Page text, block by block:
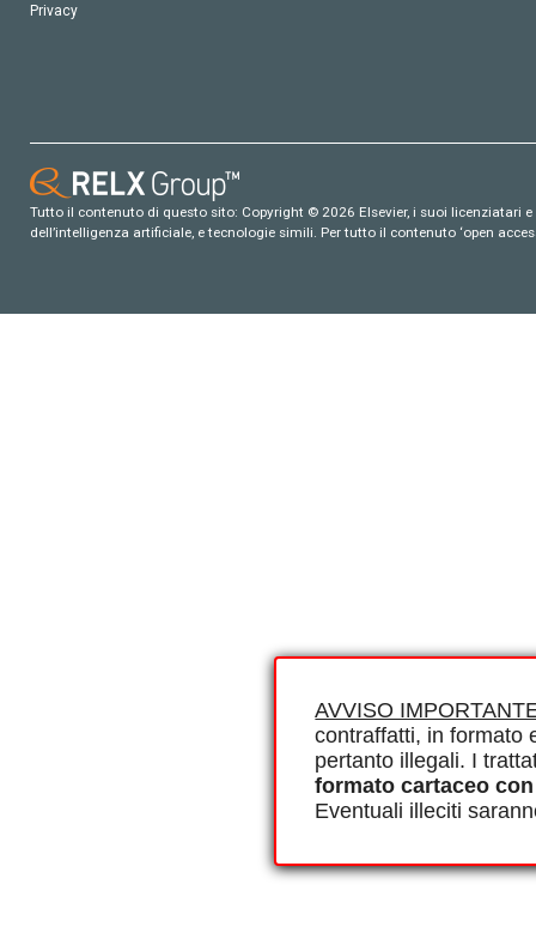
AVVISO
contraffatti, in formato
pertanto illegali. I
formato cartaceo
Eventuali illeciti
Privacy
Tutto il contenuto di questo sito: Copyright © 2026 Elsevier, i suoi
dell’intelligenza artificiale, e tecnologie simili. Per tutto il contenuto ‘open